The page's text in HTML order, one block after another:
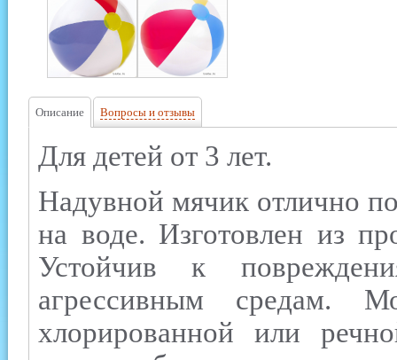
Описание Вопросы и отзывы
Для детей от 3 лет.
Надувной мячик отлично
на воде. Изготовлен из
Устойчив к
агрессивным средам.
хлорированной или